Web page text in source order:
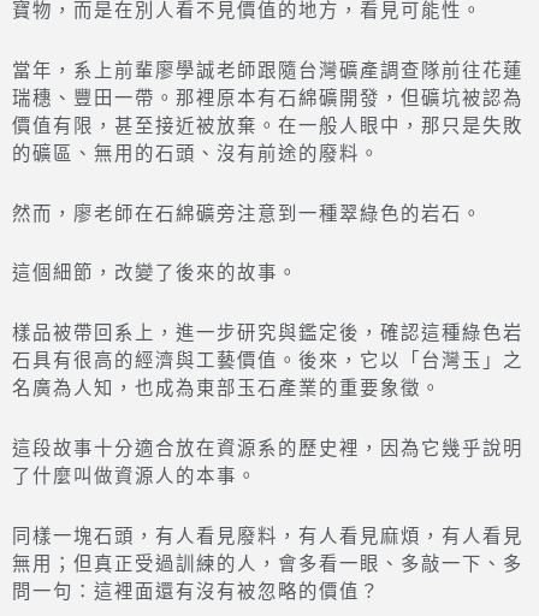
寶物，而是在別人看不見價值的地方，看見可能性。
當年，系上前輩廖學誠老師跟隨台灣礦產調查隊前往花蓮
瑞穗、豐田一帶。那裡原本有石綿礦開發，但礦坑被認為
價值有限，甚至接近被放棄。在一般人眼中，那只是失敗
的礦區、無用的石頭、沒有前途的廢料。
然而，廖老師在石綿礦旁注意到一種翠綠色的岩石。
這個細節，改變了後來的故事。
樣品被帶回系上，進一步研究與鑑定後，確認這種綠色岩
石具有很高的經濟與工藝價值。後來，它以「台灣玉」之
名廣為人知，也成為東部玉石產業的重要象徵。
這段故事十分適合放在資源系的歷史裡，因為它幾乎說明
了什麼叫做資源人的本事。
同樣一塊石頭，有人看見廢料，有人看見麻煩，有人看見
無用；但真正受過訓練的人，會多看一眼、多敲一下、多
問一句：這裡面還有沒有被忽略的價值？